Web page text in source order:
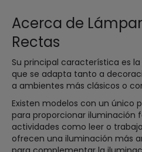
Acerca de
Rectas
Su principal característica es
que se adapta tanto a
a ambientes más clásicos o
Existen modelos con un único
para proporcionar iluminación
actividades como leer o
ofrecen una iluminación más